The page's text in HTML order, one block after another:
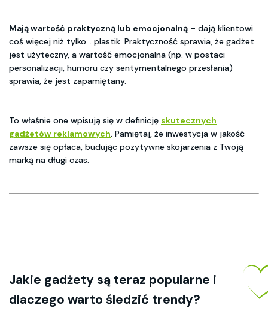
Mają wartość praktyczną lub emocjonalną – dają klientowi
coś więcej niż tylko... plastik. Praktyczność sprawia, że gadżet
jest użyteczny, a wartość emocjonalna (np. w postaci
personalizacji, humoru czy sentymentalnego przesłania)
sprawia, że jest zapamiętany.
To właśnie one wpisują się w definicję skutecznych
gadżetów reklamowych. Pamiętaj, że inwestycja w jakość
zawsze się opłaca, budując pozytywne skojarzenia z Twoją
marką na długi czas.
Jakie gadżety są teraz popularne i
dlaczego warto śledzić trendy?